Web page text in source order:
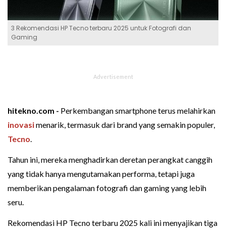
3 Rekomendasi HP Tecno terbaru 2025 untuk Fotografi dan
Gaming
hitekno.com - Perkembangan smartphone terus melahirkan
inovasimenarik, termasuk dari brand yang semakin populer,
Tecno.
Tahun ini, mereka menghadirkan deretan perangkat canggih
yang tidak hanya mengutamakan performa, tetapi juga
memberikan pengalaman fotografi dan gaming yang lebih
seru.
Rekomendasi HP Tecno terbaru 2025 kali ini menyajikan tiga